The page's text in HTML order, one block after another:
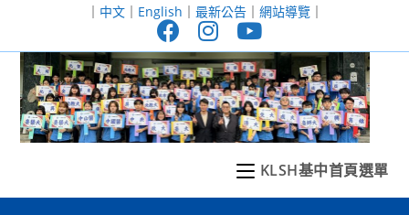
至
｜ 中文｜ English ｜ 最新公告｜ 網站導覽｜
KLSH基中首頁選單